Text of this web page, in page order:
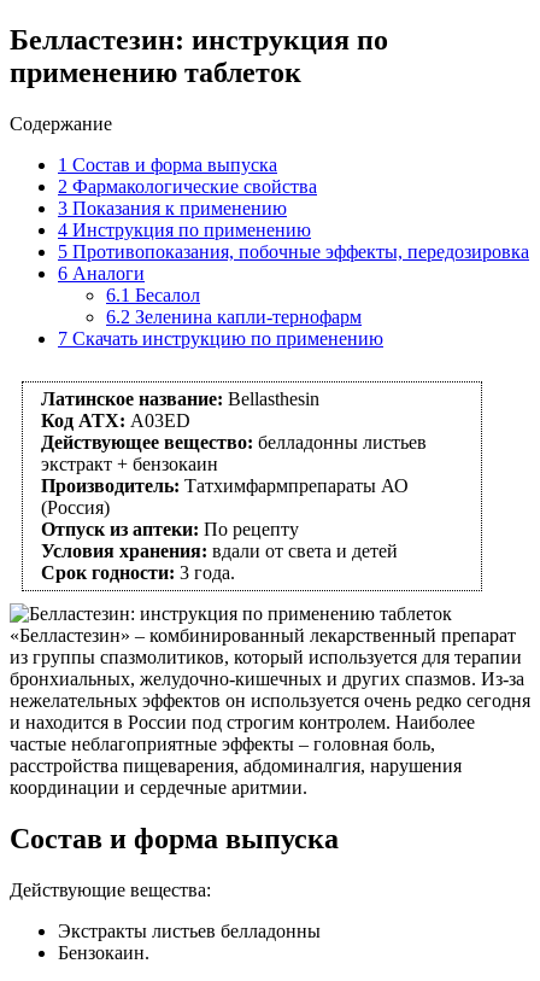
Белластезин: инструкция по
применению таблеток
Содержание
1 Состав и форма выпуска
2 Фармакологические свойства
3 Показания к применению
4 Инструкция по применению
5 Противопоказания, побочные эффекты, передозировка
6 Аналоги
6.1 Бесалол
6.2 Зеленина капли-тернофарм
7 Скачать инструкцию по применению
Латинское название: Bellasthesin
Код АТХ: A03ED
Действующее вещество: белладонны листьев
экстракт + бензокаин
Производитель: Татхимфармпрепараты АО
(Россия)
Отпуск из аптеки: По рецепту
Условия хранения: вдали от света и детей
Срок годности: 3 года.
«Белластезин» – комбинированный лекарственный препарат
из группы спазмолитиков, который используется для терапии
бронхиальных, желудочно-кишечных и других спазмов. Из-за
нежелательных эффектов он используется очень редко сегодня
и находится в России под строгим контролем. Наиболее
частые неблагоприятные эффекты – головная боль,
расстройства пищеварения, абдоминалгия, нарушения
координации и сердечные аритмии.
Состав и форма выпуска
Действующие вещества:
Экстракты листьев белладонны
Бензокаин.